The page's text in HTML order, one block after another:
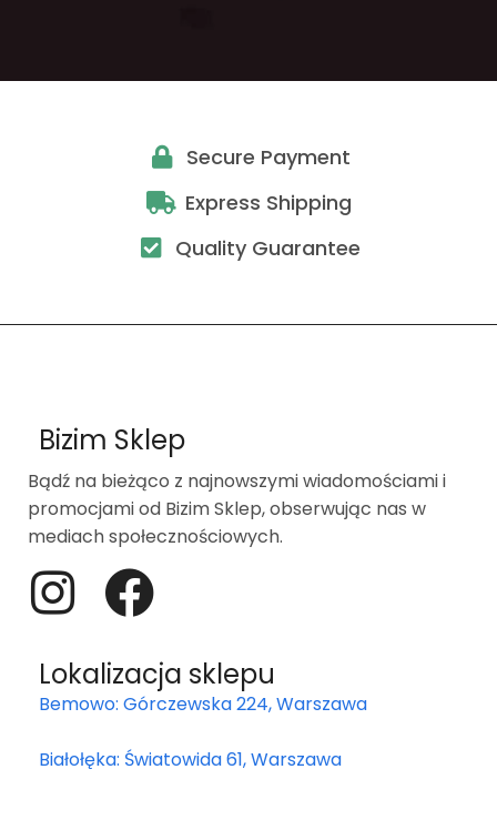
Secure Payment
Express Shipping
Quality Guarantee
Bizim Sklep
Bądź na bieżąco z najnowszymi wiadomościami i
promocjami od Bizim Sklep, obserwując nas w
mediach społecznościowych.
Lokalizacja sklepu
Bemowo: Górczewska 224, Warszawa
Białołęka: Światowida 61, Warszawa